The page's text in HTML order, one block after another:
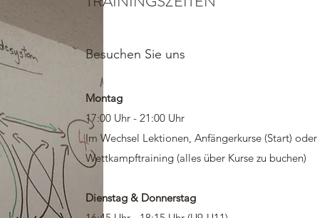
Besuchen Sie uns
Montag
17:00 Uhr - 21:00 Uhr
Im Wechsel Lektionen, Anfängerkurse (Start) oder
Wettkampftraining (alles über Kurse zu buchen)
Dienstag & Donnerstag